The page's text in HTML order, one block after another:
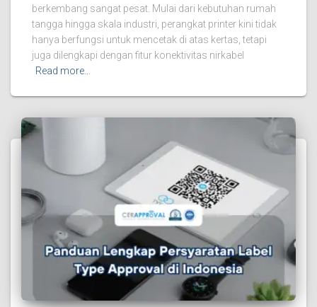
berkembang sangat pesat. Mulai dari kebutuhan rumah
tangga hingga skala industri, perangkat printer kini tidak
hanya berfungsi untuk mencetak di atas kertas, tetapi
juga dilengkapi dengan fitur konektivitas nirkabel
Read more…